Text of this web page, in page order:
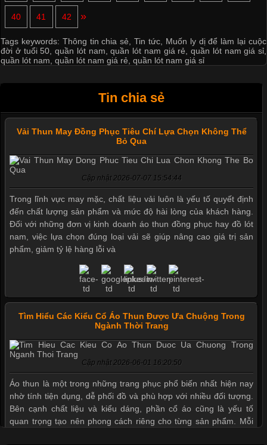
40 41 42 »
Tags keywords: Thông tin chia sẻ,Tin tức, Muốn ly dị để làm lại cuộc
đời ở tuổi 50, quần lót nam,quần lót nam giá rẻ, quần lót nam giá sỉ,
quần lót nam, quần lót nam giá rẻ, quần lót nam giá sỉ
Tin chia sẻ
Vải Thun May Đồng Phục Tiêu Chí Lựa Chọn Không Thể
Bỏ Qua
Cập nhật 2026-07-07 15:54:44
Trong lĩnh vực may mặc, chất liệu vải luôn là yếu tố quyết định
đến chất lượng sản phẩm và mức độ hài lòng của khách hàng.
Đối với những đơn vị kinh doanh áo thun đồng phục hay đồ lót
nam, việc lựa chọn đúng loại vải sẽ giúp nâng cao giá trị sản
phẩm, giảm tỷ lệ hàng lỗi và
Tìm Hiểu Các Kiểu Cổ Áo Thun Được Ưa Chuộng Trong
Ngành Thời Trang
Cập nhật 2026-06-01 16:20:50
Áo thun là một trong những trang phục phổ biến nhất hiện nay
nhờ tính tiện dụng, dễ phối đồ và phù hợp với nhiều đối tượng.
Bên cạnh chất liệu và kiểu dáng, phần cổ áo cũng là yếu tố
quan trọng tạo nên phong cách riêng cho từng sản phẩm. Mỗi
Mẫu quần short quần lót nam nữ hè thu 2017
Thị hiều quần lót nam bơi lội nam và nữ 2017